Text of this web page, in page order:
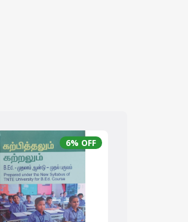
6% OFF